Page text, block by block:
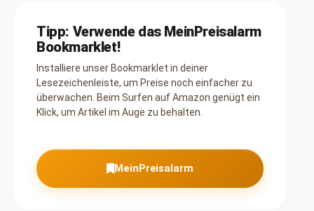
Tipp: Verwende das MeinPreisalarm
Bookmarklet!
Installiere unser Bookmarklet in deiner
Lesezeichenleiste, um Preise noch einfacher zu
überwachen. Beim Surfen auf Amazon genügt ein
Klick, um Artikel im Auge zu behalten.
MeinPreisalarm